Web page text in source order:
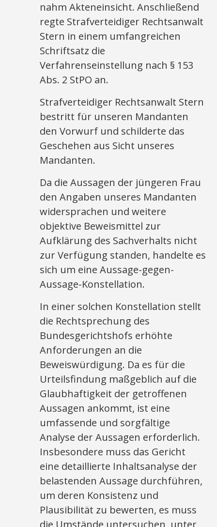
nahm Akteneinsicht. Anschließend
regte Strafverteidiger Rechtsanwalt
Stern in einem umfangreichen
Schriftsatz die
Verfahrenseinstellung nach § 153
Abs. 2 StPO an.
Strafverteidiger Rechtsanwalt Stern
bestritt für unseren Mandanten
den Vorwurf und schilderte das
Geschehen aus Sicht unseres
Mandanten.
Da die Aussagen der jüngeren Frau
den Angaben unseres Mandanten
widersprachen und weitere
objektive Beweismittel zur
Aufklärung des Sachverhalts nicht
zur Verfügung standen, handelte es
sich um eine Aussage-gegen-
Aussage-Konstellation.
In einer solchen Konstellation stellt
die Rechtsprechung des
Bundesgerichtshofs erhöhte
Anforderungen an die
Beweiswürdigung. Da es für die
Urteilsfindung maßgeblich auf die
Glaubhaftigkeit der getroffenen
Aussagen ankommt, ist eine
umfassende und sorgfältige
Analyse der Aussagen erforderlich.
Insbesondere muss das Gericht
eine detaillierte Inhaltsanalyse der
belastenden Aussage durchführen,
um deren Konsistenz und
Plausibilität zu bewerten, es muss
die Umstände untersuchen, unter